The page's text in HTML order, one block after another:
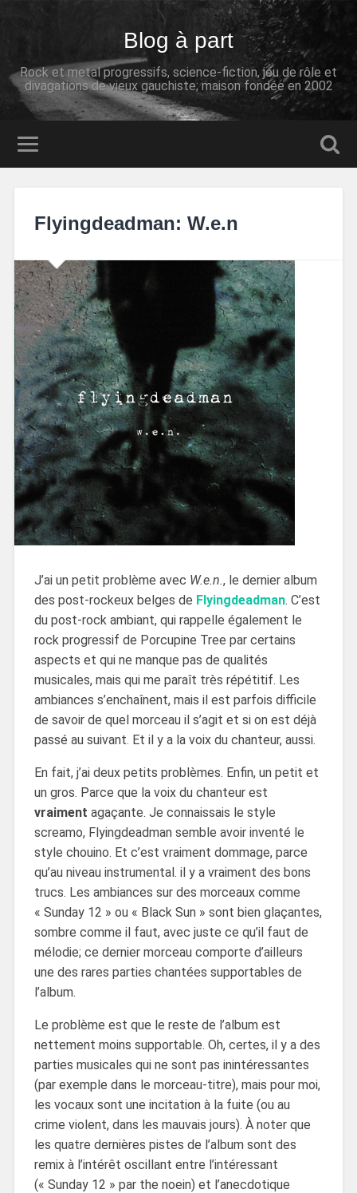
Blog à part
Rock et metal progressifs, science-fiction, jeu de rôle et
divagations de vieux gauchiste; maison fondée en 2002
Flyingdeadman: W.e.n
J’ai un petit problème avec W.e.n., le dernier album
des post-rockeux belges de Flyingdeadman. C’est
du post-rock ambiant, qui rappelle également le
rock progressif de Porcupine Tree par certains
aspects et qui ne manque pas de qualités
musicales, mais qui me paraît très répétitif. Les
ambiances s’enchaînent, mais il est parfois difficile
de savoir de quel morceau il s’agit et si on est déjà
passé au suivant. Et il y a la voix du chanteur, aussi.
En fait, j’ai deux petits problèmes. Enfin, un petit et
un gros. Parce que la voix du chanteur est
vraiment agaçante. Je connaissais le style
screamo, Flyingdeadman semble avoir inventé le
style chouino. Et c’est vraiment dommage, parce
qu’au niveau instrumental. il y a vraiment des bons
trucs. Les ambiances sur des morceaux comme
« Sunday 12 » ou « Black Sun » sont bien glaçantes,
sombre comme il faut, avec juste ce qu’il faut de
mélodie; ce dernier morceau comporte d’ailleurs
une des rares parties chantées supportables de
l’album.
Le problème est que le reste de l’album est
nettement moins supportable. Oh, certes, il y a des
parties musicales qui ne sont pas inintéressantes
(par exemple dans le morceau-titre), mais pour moi,
les vocaux sont une incitation à la fuite (ou au
crime violent, dans les mauvais jours). À noter que
les quatre dernières pistes de l’album sont des
remix à l’intérêt oscillant entre l’intéressant
(« Sunday 12 » par the noein) et l’anecdotique